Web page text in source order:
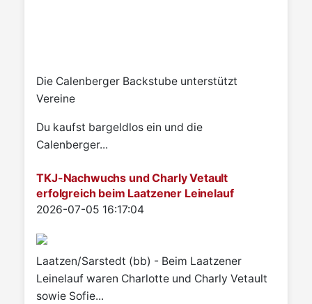
Die Calenberger Backstube unterstützt
Vereine
Du kaufst bargeldlos ein und die
Calenberger...
TKJ-Nachwuchs und Charly Vetault
erfolgreich beim Laatzener Leinelauf
Details
2026-07-05 16:17:04
Laatzen/Sarstedt (bb) - Beim Laatzener
Leinelauf waren Charlotte und Charly Vetault
sowie Sofie...